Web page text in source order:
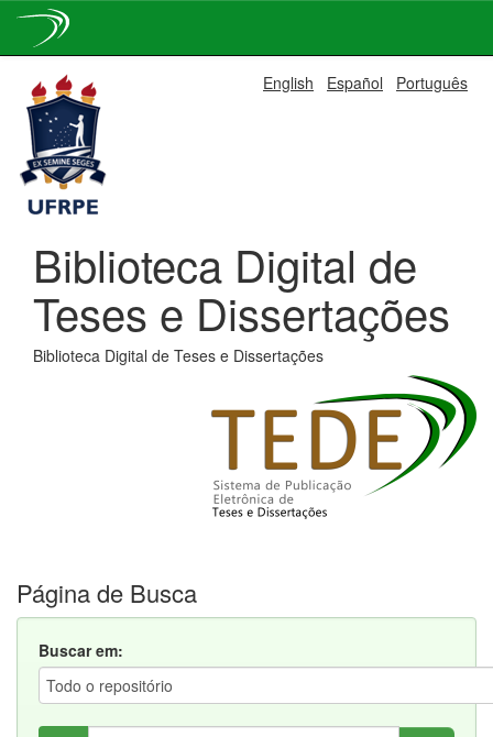
navigation
English Español Português
Biblioteca Digital de
Teses e Dissertações
Biblioteca Digital de Teses e Dissertações
Página de Busca
Buscar em: